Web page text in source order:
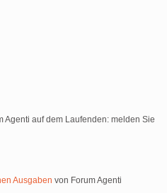
Agenti auf dem Laufenden: melden Sie
Ausgaben von Forum Agenti